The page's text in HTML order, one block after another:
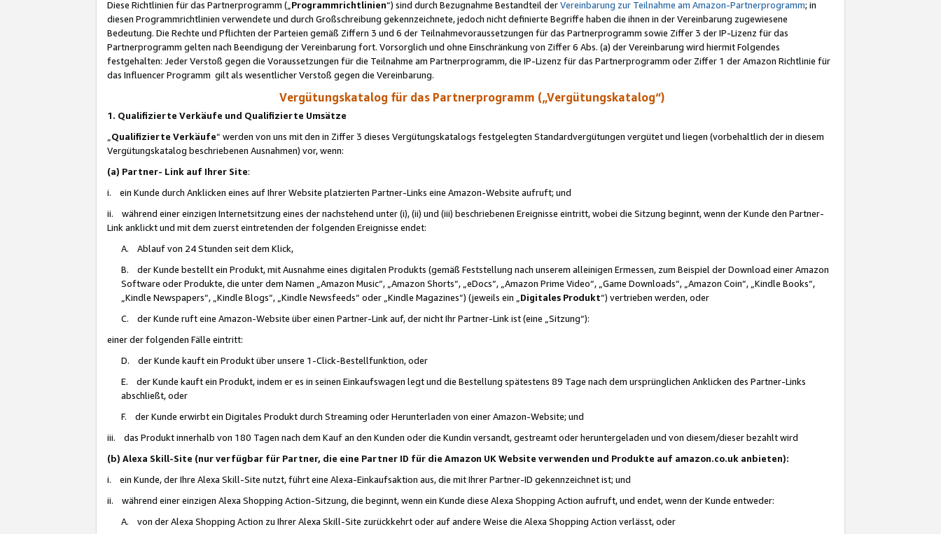
Diese Richtlinien für das Partnerprogramm („Programmrichtlinien“) sind durch Bezugnahme Bestandteil derVereinbarung zur Teilnahme am Amazon-Partnerprogramm; in
diesen Programmrichtlinien verwendete und durch Großschreibung gekennzeichnete, jedoch nicht definierte Begriffe haben die ihnen in der Vereinbarung zugewiesene
Bedeutung. Die Rechte und Pflichten der Parteien gemäß Ziffern 3 und 6 der Teilnahmevoraussetzungen für das Partnerprogramm sowie Ziffer 3 der IP-Lizenz für das
Partnerprogramm gelten nach Beendigung der Vereinbarung fort. Vorsorglich und ohne Einschränkung von Ziffer 6 Abs. (a) der Vereinbarung wird hiermit Folgendes
festgehalten: Jeder Verstoß gegen die Voraussetzungen für die Teilnahme am Partnerprogramm, die IP-Lizenz für das Partnerprogramm oder Ziffer 1 der Amazon Richtlinie für
das Influencer Programm gilt als wesentlicher Verstoß gegen die Vereinbarung.
Vergütungskatalog für das Partnerprogramm („Vergütungskatalog“)
1. Qualifizierte Verkäufe und Qualifizierte Umsätze
Qualifizierte Verkäufe“ werden von uns mit den in Ziffer 3 dieses Vergütungskatalogs festgelegten Standardvergütungen vergütet und liegen (vorbehaltlich der in diesem
Vergütungskatalog beschriebenen Ausnahmen) vor, wenn:
(a) Partner- Link auf Ihrer Site:
i. ein Kunde durch Anklicken eines auf Ihrer Website platzierten Partner-Links eine Amazon-Website aufruft; und
ii. während einer einzigen Internetsitzung eines der nachstehend unter (i), (ii) und (iii) beschriebenen Ereignisse eintritt, wobei die Sitzung beginnt, wenn der Kunde den Partner-
Link anklickt und mit dem zuerst eintretenden der folgenden Ereignisse endet:
A. Ablauf von 24 Stunden seit dem Klick,
B. der Kunde bestellt ein Produkt, mit Ausnahme eines digitalen Produkts (gemäß Feststellung nach unserem alleinigen Ermessen, zum Beispiel der Download einer Amazon
Software oder Produkte, die unter dem Namen „Amazon Music“, „Amazon Shorts“, „eDocs“, „Amazon Prime Video“, „Game Downloads“, „Amazon Coin“, „Kindle Books“,
„Kindle Newspapers“, „Kindle Blogs“, „Kindle Newsfeeds“ oder „Kindle Magazines“) (jeweils ein „ Digitales Produkt“) vertrieben werden, oder
C. der Kunde ruft eine Amazon-Website über einen Partner-Link auf, der nicht Ihr Partner-Link ist (eine „Sitzung“):
einer der folgenden Fälle eintritt:
D. der Kunde kauft ein Produkt über unsere 1-Click-Bestellfunktion, oder
E. der Kunde kauft ein Produkt, indem er es in seinen Einkaufswagen legt und die Bestellung spätestens 89 Tage nach dem ursprünglichen Anklicken des Partner-Links
abschließt, oder
F. der Kunde erwirbt ein Digitales Produkt durch Streaming oder Herunterladen von einer Amazon-Website; und
iii. das Produkt innerhalb von 180 Tagen nach dem Kauf an den Kunden oder die Kundin versandt, gestreamt oder heruntergeladen und von diesem/dieser bezahlt wird
(b) Alexa Skill-Site (nur verfügbar für Partner, die eine Partner ID für die Amazon UK Website verwenden und Produkte auf amazon.co.uk anbieten):
i. ein Kunde, der Ihre Alexa Skill-Site nutzt, führt eine Alexa-Einkaufsaktion aus, die mit Ihrer Partner-ID gekennzeichnet ist; und
ii. während einer einzigen Alexa Shopping Action-Sitzung, die beginnt, wenn ein Kunde diese Alexa Shopping Action aufruft, und endet, wenn der Kunde entweder:
A. von der Alexa Shopping Action zu Ihrer Alexa Skill-Site zurückkehrt oder auf andere Weise die Alexa Shopping Action verlässt, oder